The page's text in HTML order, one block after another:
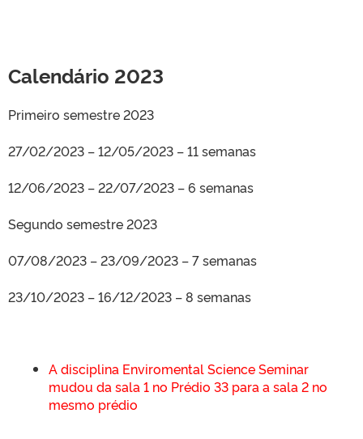
Calendário 2023
Primeiro semestre 2023
27/02/2023 – 12/05/2023 – 11 semanas
12/06/2023 – 22/07/2023 – 6 semanas
Segundo semestre 2023
07/08/2023 – 23/09/2023 – 7 semanas
23/10/2023 – 16/12/2023 – 8 semanas
A disciplina Enviromental Science Seminar
mudou da sala 1 no Prédio 33 para a sala 2 no
mesmo prédio